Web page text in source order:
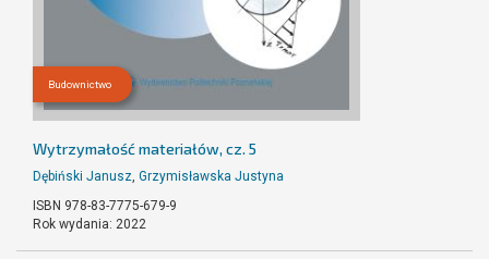
Budownictwo
Wytrzymałość materiałów, cz. 5
Dębiński Janusz, Grzymisławska Justyna
ISBN 978-83-7775-679-9
Rok wydania: 2022